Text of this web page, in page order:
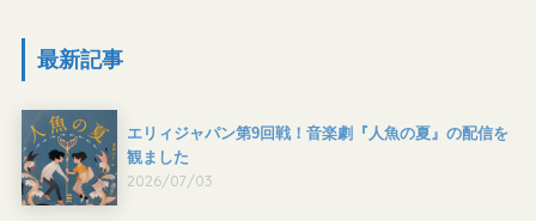
最新記事
エリィジャパン第9回戦！音楽劇『人魚の夏』の配信を
観ました
2026/07/03